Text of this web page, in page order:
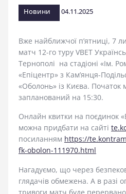
Новини 04.11.2025
Вже найближчої п’ятниці, 7
матч 12-го туру VBET
Тернополі на стадіоні «Ім.
«Епіцентр» з Кам’янця-
«Оболонь» із Києва. Початок
запланований на 15:30.
Онлайн квитки на поєдинок
можна придбати на сайті
посиланням https://
fk-obolon-111970.html
Нагадуємо, що через
глядачів обмежена. А в разі